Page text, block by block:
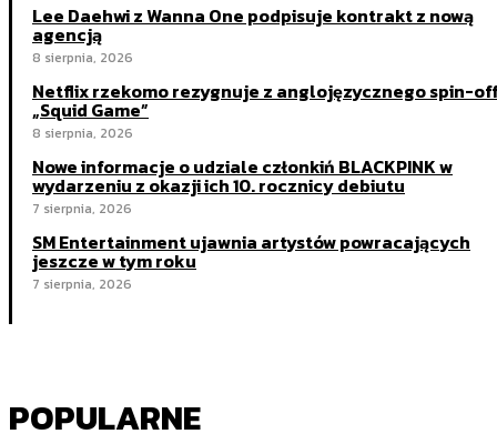
Lee Daehwi z Wanna One podpisuje kontrakt z nową
agencją
8 sierpnia, 2026
Netflix rzekomo rezygnuje z anglojęzycznego spin-
„Squid Game”
8 sierpnia, 2026
Nowe informacje o udziale członkiń BLACKPINK w
wydarzeniu z okazji ich 10. rocznicy debiutu
7 sierpnia, 2026
SM Entertainment ujawnia artystów powracających
jeszcze w tym roku
7 sierpnia, 2026
POPULARNE